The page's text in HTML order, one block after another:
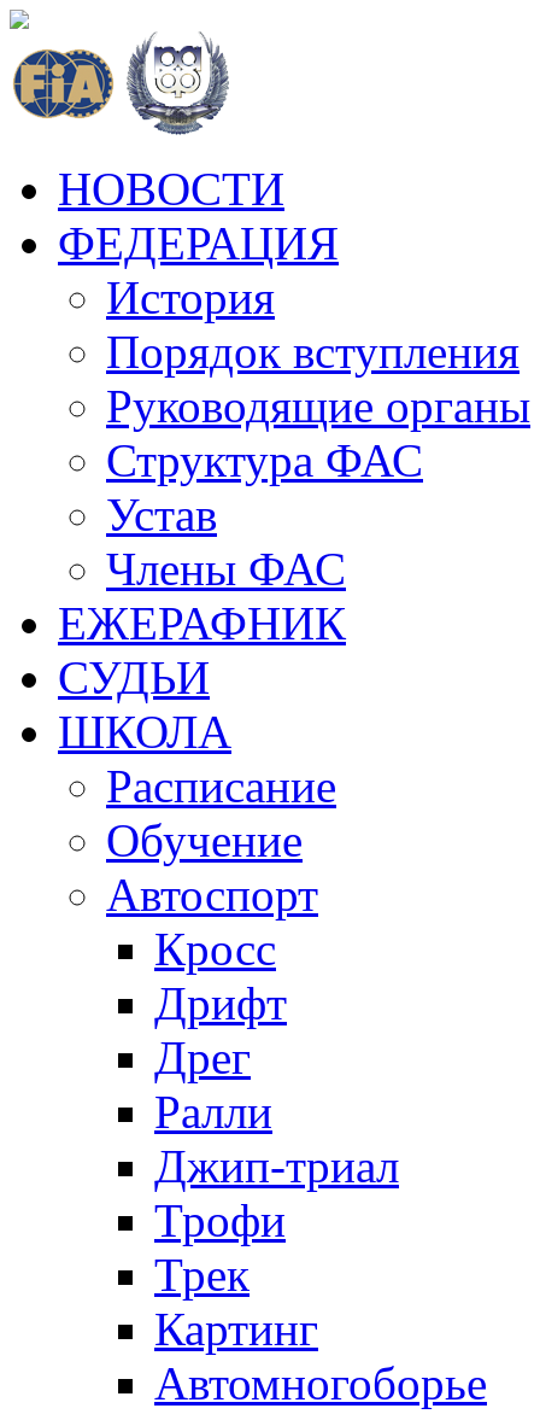
НОВОСТИ
ФЕДЕРАЦИЯ
История
Порядок вступления
Руководящие органы
Структура ФАС
Устав
Члены ФАС
ЕЖЕРАФНИК
СУДЬИ
ШКОЛА
Расписание
Обучение
Автоспорт
Кросс
Дрифт
Дрег
Ралли
Джип-триал
Трофи
Трек
Картинг
Автомногоборье